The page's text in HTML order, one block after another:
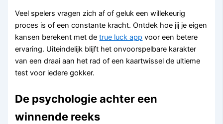
Veel spelers vragen zich af of geluk een willekeurig
proces is of een constante kracht. Ontdek hoe jij je eigen
kansen berekent met detrue luck app voor een betere
ervaring. Uiteindelijk blijft het onvoorspelbare karakter
van een draai aan het rad of een kaartwissel de ultieme
test voor iedere gokker.
De psychologie achter een
winnende reeks